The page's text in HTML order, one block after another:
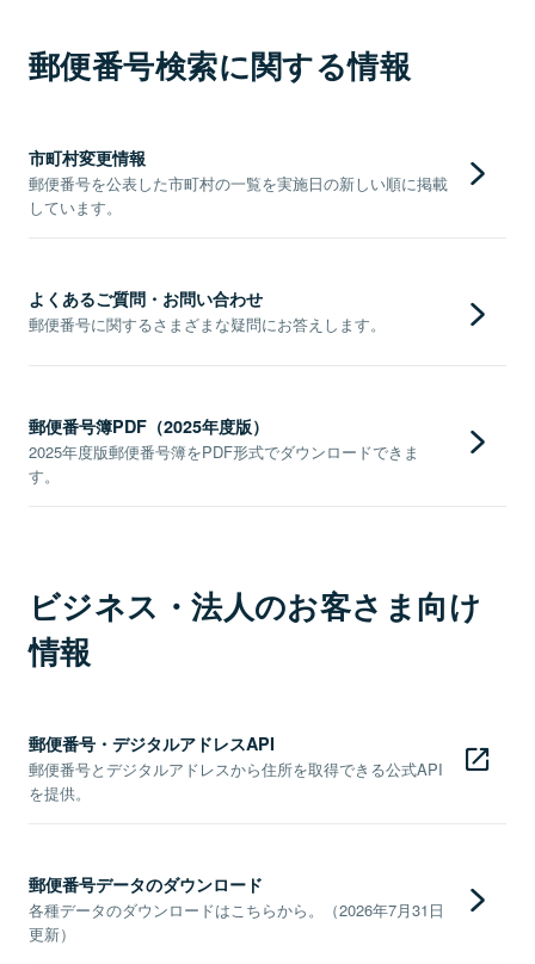
郵便番号検索に関する情報
市町村変更情報
郵便番号を公表した市町村の一覧を実施日の新しい順に掲載
しています。
よくあるご質問・お問い合わせ
郵便番号に関するさまざまな疑問にお答えします。
郵便番号簿PDF（2025年度版）
2025年度版郵便番号簿をPDF形式でダウンロードできま
す。
ビジネス・法人のお客さま向け
情報
郵便番号・デジタルアドレスAPI
郵便番号とデジタルアドレスから住所を取得できる公式API
を提供。
郵便番号データのダウンロード
各種データのダウンロードはこちらから。（2026年7月31日
更新）